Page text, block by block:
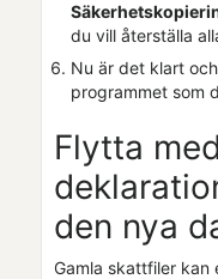
du vill återställa
Nu är det klart
programmet som
Flytta
den nya
Gamla skattfiler kan